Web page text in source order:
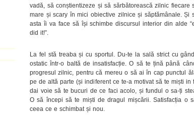
vadă, să conștientizeze și să sărbătorească zilnic
mare și scary în mici obiective zilnice și săptămânale. Și
asta îi va face să își schimbe discursul interior din alde
did it!”.
La fel stă treaba și cu sportul. Du-te la sală strict cu
ostatic într-o baltă de insatisfacție. O să te țină până
progresul zilnic, pentru că mereu o să ai în cap punctul
pe de altă parte (și indiferent ce te-a motivat să te miști
dai voie să te bucuri de ce faci acolo, și fundul o sa-ți
O să începi să te miști de dragul mișcării. Satisfacția o
ceea ce e schimbat și nou.